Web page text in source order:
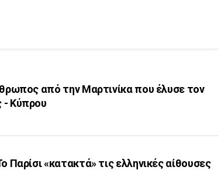
από την Μαρτινίκα που έλυσε τον
- Κύπρου
Παρίσι «κατακτά» τις ελληνικές αίθουσες